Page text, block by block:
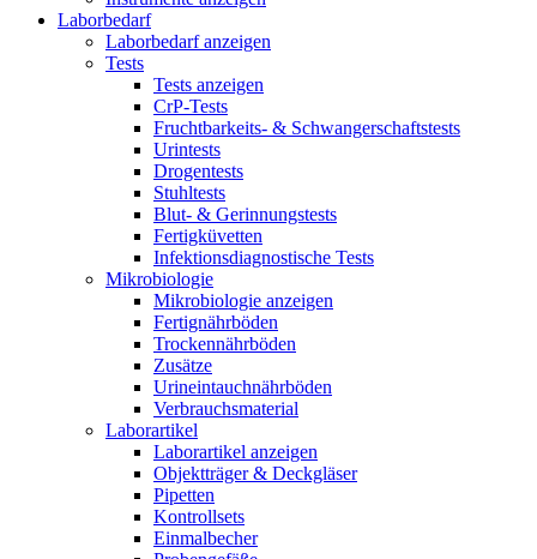
Laborbedarf
Laborbedarf anzeigen
Tests
Tests anzeigen
CrP-Tests
Fruchtbarkeits- & Schwangerschaftstests
Urintests
Drogentests
Stuhltests
Blut- & Gerinnungstests
Fertigküvetten
Infektionsdiagnostische Tests
Mikrobiologie
Mikrobiologie anzeigen
Fertignährböden
Trockennährböden
Zusätze
Urineintauchnährböden
Verbrauchsmaterial
Laborartikel
Laborartikel anzeigen
Objektträger & Deckgläser
Pipetten
Kontrollsets
Einmalbecher